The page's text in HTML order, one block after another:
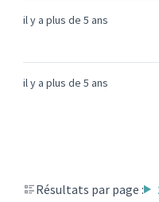
il y a plus de 5 ans
il y a plus de 5 ans
Résultats par page :